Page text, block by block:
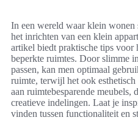
In een wereld waar klein wonen
het inrichten van een klein
artikel biedt praktische tips
beperkte ruimtes. Door slimme
passen, kan men optimaal
ruimte, terwijl het ook
aan ruimtebesparende meubels,
creatieve indelingen. Laat je
vinden tussen functionaliteit en